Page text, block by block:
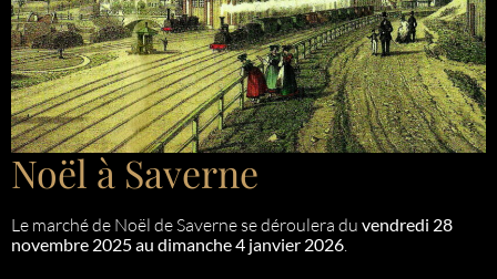
Noël à Saverne
Le marché de Noël de Saverne se déroulera du vendredi 28
novembre 2025 au dimanche 4 janvier 2026.